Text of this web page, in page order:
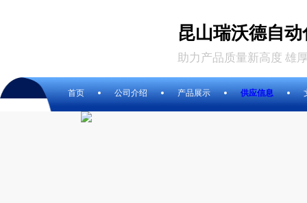
昆山瑞沃德自
助力产品质量新高度 雄
首页 公司介绍 产品展示 供应信息